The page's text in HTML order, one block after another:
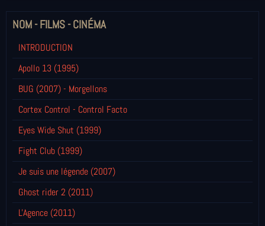
NOM - FILMS - CINÉMA
INTRODUCTION
Apollo 13 (1995)
BUG (2007) - Morgellons
Cortex Control - Control Facto
Eyes Wide Shut (1999)
Fight Club (1999)
Je suis une légende (2007)
Ghost rider 2 (2011)
L'Agence (2011)